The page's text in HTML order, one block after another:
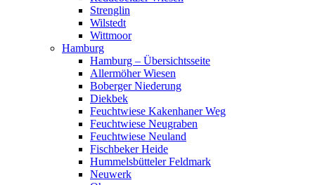
Strenglin
Wilstedt
Wittmoor
Hamburg
Hamburg – Übersichtsseite
Allermöher Wiesen
Boberger Niederung
Diekbek
Feuchtwiese Kakenhaner Weg
Feuchtwiese Neugraben
Feuchtwiese Neuland
Fischbeker Heide
Hummelsbütteler Feldmark
Neuwerk